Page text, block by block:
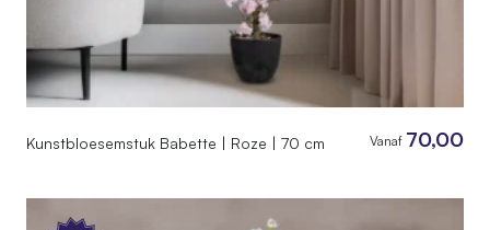
Kunstbloesemstuk Babette | Roze | 70 cm Vanaf 70,00